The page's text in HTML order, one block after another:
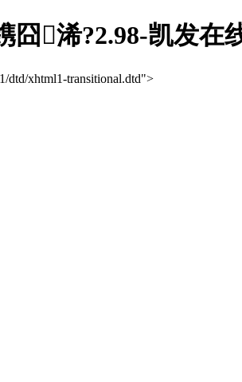
囧浠?2.98-凯发在
dtd/xhtml1-transitional.dtd">